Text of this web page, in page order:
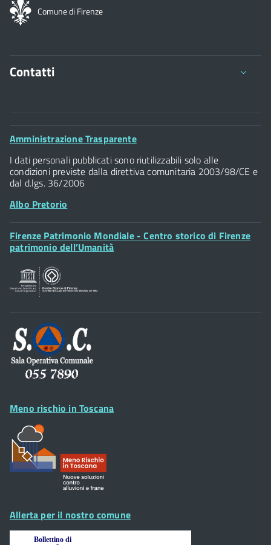
Comune di Firenze
Contatti
Comune di Firenze
Palazzo Vecchio
Piazza della Signoria - 50122, Firenze
Posta Elettronica Certificata
Footer
Amministrazione Trasparente
I dati personali pubblicati sono riutilizzabili solo alle
condizioni previste dalla direttiva comunitaria 2003/98/CE e
dal d.lgs. 36/2006
Albo Pretorio
Footer
Widget
Firenze Patrimonio Mondiale - Centro storico di Firenze
patrimonio dell’Umanità
Footer
Widget
Meno rischio in Toscana
Allerta per il nostro comune